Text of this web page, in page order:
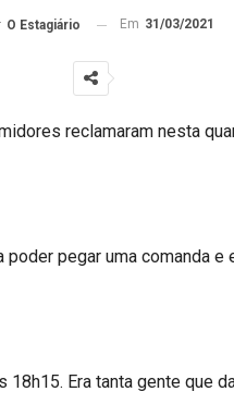
O Estagiário Em 31/03/2021
reclamaram nesta
pegar uma comanda
Era tanta gente que